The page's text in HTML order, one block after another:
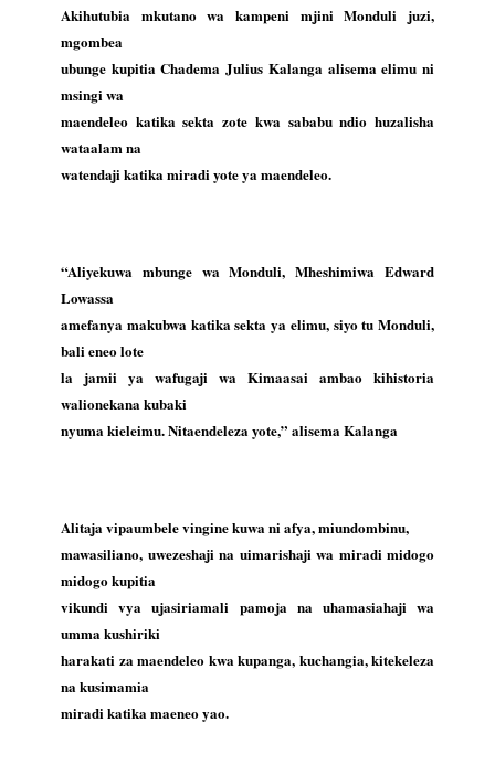
Akihutubia mkutano wa kampeni mjini Monduli juzi,
mgombea
ubunge kupitia Chadema Julius Kalanga alisema elimu ni
msingi wa
maendeleo katika sekta zote kwa sababu ndio huzalisha
wataalam na
watendaji katika miradi yote ya maendeleo.
“Aliyekuwa mbunge wa Monduli, Mheshimiwa Edward
Lowassa
amefanya makubwa katika sekta ya elimu, siyo tu Monduli,
bali eneo lote
la jamii ya wafugaji wa Kimaasai ambao kihistoria
walionekana kubaki
nyuma kieleimu. Nitaendeleza yote,” alisema Kalanga
Alitaja vipaumbele vingine kuwa ni afya, miundombinu,
mawasiliano, uwezeshaji na uimarishaji wa miradi midogo
midogo kupitia
vikundi vya ujasiriamali pamoja na uhamasiahaji wa
umma kushiriki
harakati za maendeleo kwa kupanga, kuchangia, kitekeleza
na kusimamia
miradi katika maeneo yao.